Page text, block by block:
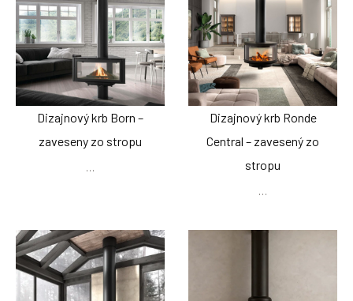
Dizajnový krb Born –
zaveseny zo stropu
…
Dizajnový krb Ronde
Central – zavesený zo
stropu
…